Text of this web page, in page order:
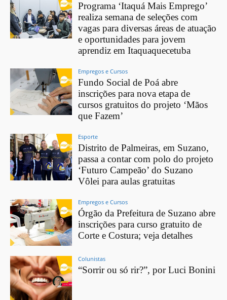
Programa ‘Itaquá Mais Emprego’
realiza semana de seleções com
vagas para diversas áreas de atuação
e oportunidades para jovem
aprendiz em Itaquaquecetuba
Empregos e Cursos
Fundo Social de Poá abre
inscrições para nova etapa de
cursos gratuitos do projeto ‘Mãos
que Fazem’
Esporte
Distrito de Palmeiras, em Suzano,
passa a contar com polo do projeto
‘Futuro Campeão’ do Suzano
Vôlei para aulas gratuitas
Empregos e Cursos
Órgão da Prefeitura de Suzano abre
inscrições para curso gratuito de
Corte e Costura; veja detalhes
Colunistas
“Sorrir ou só rir?”, por Luci Bonini